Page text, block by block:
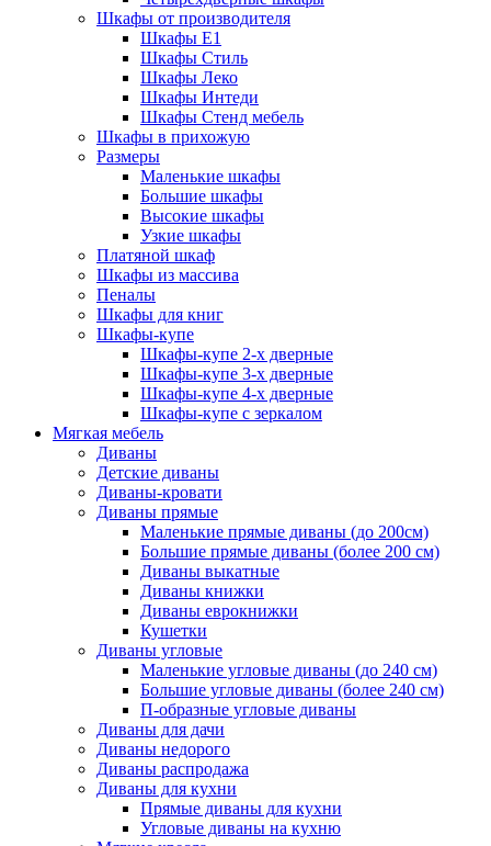
Шкафы от производителя
Шкафы E1
Шкафы Стиль
Шкафы Леко
Шкафы Интеди
Шкафы Стенд мебель
Шкафы в прихожую
Размеры
Маленькие шкафы
Большие шкафы
Высокие шкафы
Узкие шкафы
Платяной шкаф
Шкафы из массива
Пеналы
Шкафы для книг
Шкафы-купе
Шкафы-купе 2-х дверные
Шкафы-купе 3-х дверные
Шкафы-купе 4-х дверные
Шкафы-купе с зеркалом
Мягкая мебель
Диваны
Детские диваны
Диваны-кровати
Диваны прямые
Маленькие прямые диваны (до 200см)
Большие прямые диваны (более 200 см)
Диваны выкатные
Диваны книжки
Диваны еврокнижки
Кушетки
Диваны угловые
Маленькие угловые диваны (до 240 см)
Большие угловые диваны (более 240 см)
П-образные угловые диваны
Диваны для дачи
Диваны недорого
Диваны распродажа
Диваны для кухни
Прямые диваны для кухни
Угловые диваны на кухню